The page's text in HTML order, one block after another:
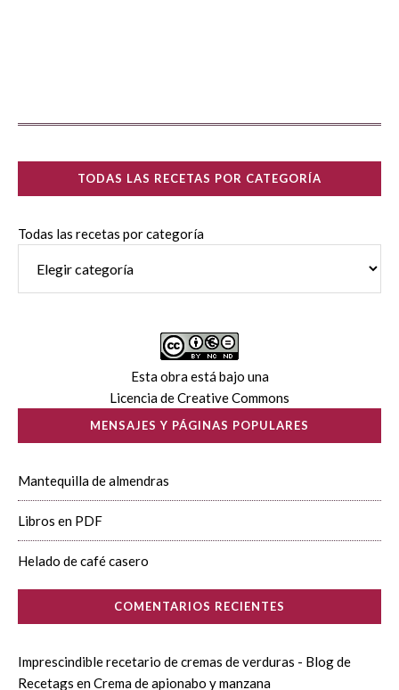
TODAS LAS RECETAS POR CATEGORÍA
Todas las recetas por categoría
Esta obra está bajo una
Licencia de Creative Commons
MENSAJES Y PÁGINAS POPULARES
Mantequilla de almendras
Libros en PDF
Helado de café casero
COMENTARIOS RECIENTES
Imprescindible recetario de cremas de verduras - Blog de
Recetags enCrema de apionabo y manzana